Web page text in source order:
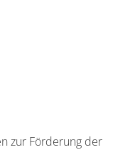
zur Förderung der